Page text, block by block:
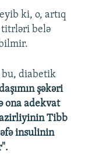
ki, o, artıq
titrləri belə
bu, diabetik
şəkəri
ona adekvat
Tibb
insulinin